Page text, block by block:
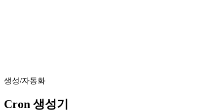
생성/자동화
Cron 생성기